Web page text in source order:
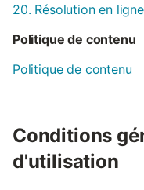
20. Résolution en
Politique de contenu
Politique de contenu
Conditions
d'utilisation